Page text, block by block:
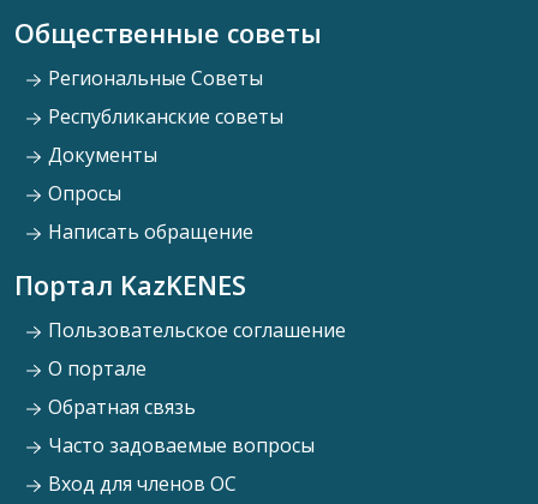
Общественные советы
Региональные Советы
Республиканские советы
Документы
Опросы
Написать обращение
Портал KazKENES
Пользовательское соглашение
О портале
Обратная связь
Часто задоваемые вопросы
Вход для членов ОС